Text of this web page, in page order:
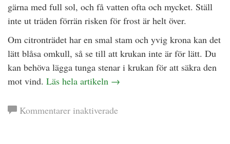
gärna med full sol, och få vatten ofta och mycket. Ställ
inte ut träden förrän risken för frost är helt över.
Om citronträdet har en smal stam och yvig krona kan det
lätt blåsa omkull, så se till att krukan inte är för lätt. Du
kan behöva lägga tunga stenar i krukan för att säkra den
mot vind. Läs hela artikeln →
Kommentarer inaktiveradeför